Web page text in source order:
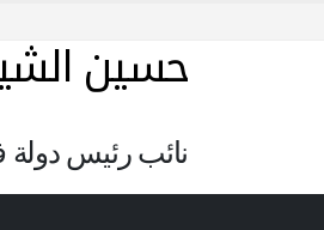
حسين
نائب رئيس